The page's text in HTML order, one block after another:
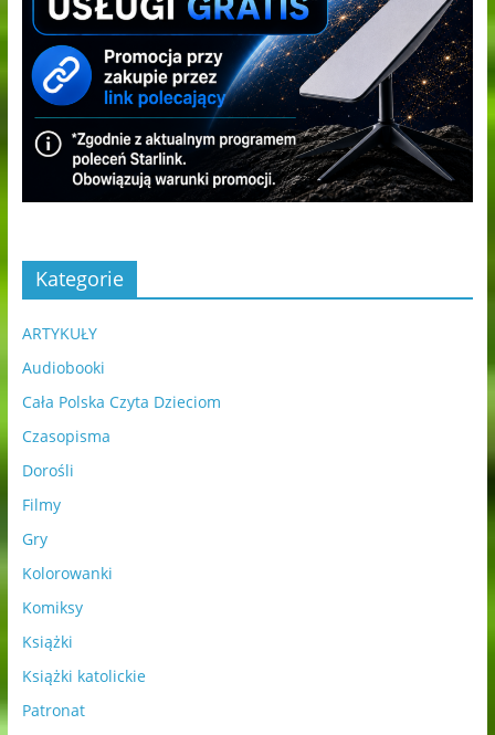
Kategorie
ARTYKUŁY
Audiobooki
Cała Polska Czyta Dzieciom
Czasopisma
Dorośli
Filmy
Gry
Kolorowanki
Komiksy
Książki
Książki katolickie
Patronat